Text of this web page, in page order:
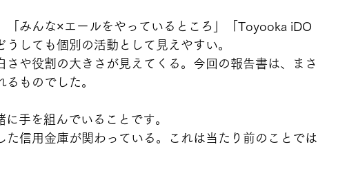
「みんな×エールをやっているところ」「Toyooka iDO
しても個別の活動として見えやすい。
さや役割の大きさが見えてくる。今回の報告書は、まさ
ものでした。
手を組んでいることです。
た信用金庫が関わっている。これは当たり前のことでは